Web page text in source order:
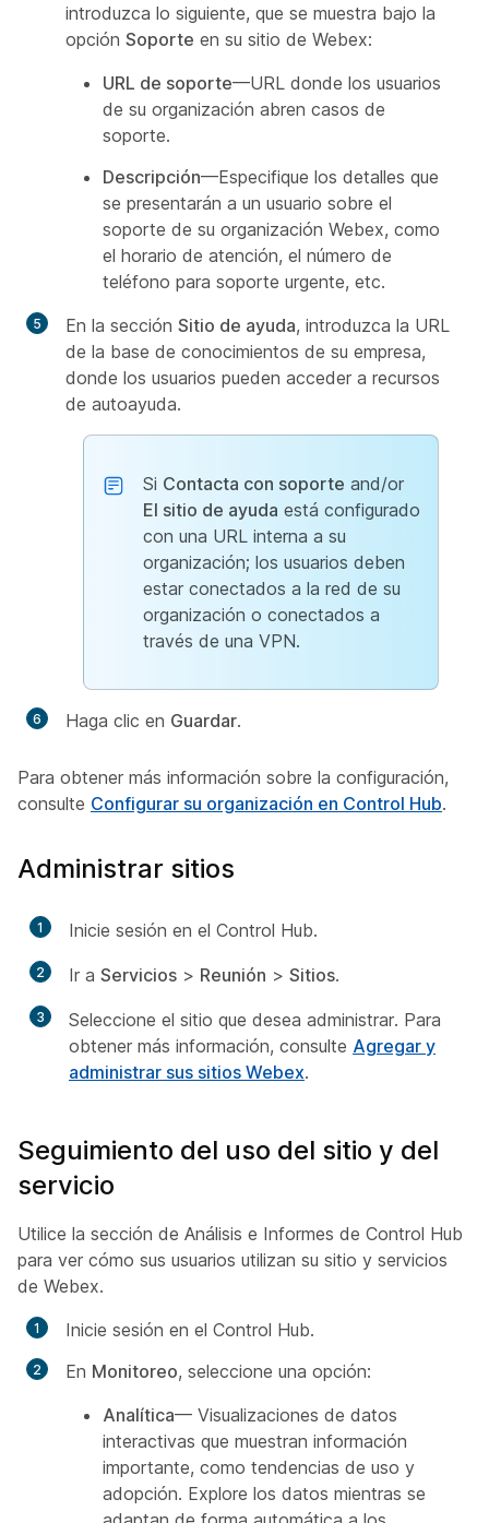
introduzca lo siguiente, que se muestra bajo la
opción Soporte en su sitio de Webex:
URL de soporte—URL donde los usuarios
de su organización abren casos de
soporte.
Descripción—Especifique los detalles que
se presentarán a un usuario sobre el
soporte de su organización Webex, como
el horario de atención, el número de
teléfono para soporte urgente, etc.
En la sección Sitio de ayuda, introduzca la URL
de la base de conocimientos de su empresa,
donde los usuarios pueden acceder a recursos
de autoayuda.
Si Contacta con soporte and/or
El sitio de ayuda está configurado
con una URL interna a su
organización; los usuarios deben
estar conectados a la red de su
organización o conectados a
través de una VPN.
Haga clic en Guardar.
Para obtener más información sobre la configuración,
consulte Configurar su organización en Control Hub.
Administrar sitios
1 Inicie sesión en el Control Hub.
2 Ir a Servicios > Reunión > Sitios.
3
Seleccione el sitio que desea administrar. Para
obtener más información, consulte Agregar y
administrar sus sitios Webex.
Seguimiento del uso del sitio y del
servicio
Utilice la sección de Análisis e Informes de Control Hub
para ver cómo sus usuarios utilizan su sitio y servicios
de Webex.
Inicie sesión en el Control Hub.
En Monitoreo, seleccione una opción:
Analítica— Visualizaciones de datos
interactivas que muestran información
importante, como tendencias de uso y
adopción. Explore los datos mientras se